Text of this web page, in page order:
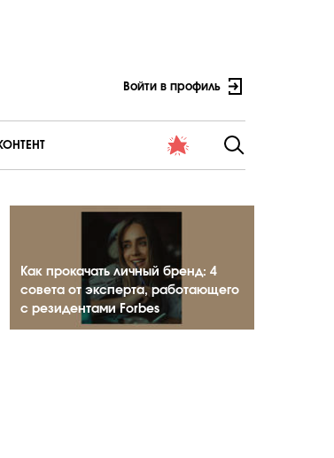
Войти в профиль
Как прокачать личный бренд: 4
совета от эксперта, работающего
с резидентами Forbes